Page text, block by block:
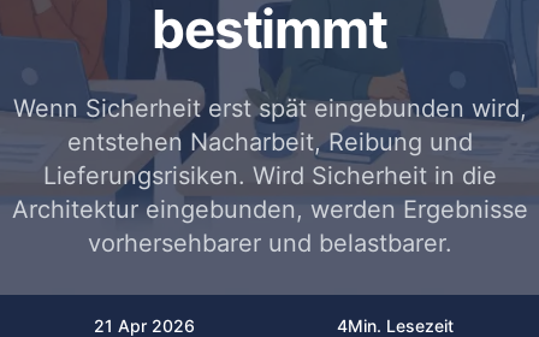
bestimmt
Wenn Sicherheit erst spät eingebunden wird,
entstehen Nacharbeit, Reibung und
Lieferungsrisiken. Wird Sicherheit in die
Architektur eingebunden, werden Ergebnisse
vorhersehbarer und belastbarer.
21 Apr 2026 4Min. Lesezeit